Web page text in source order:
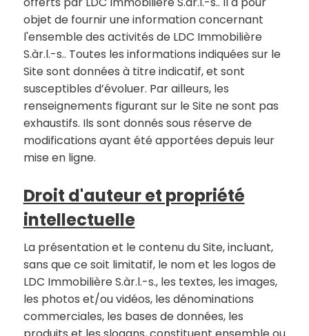
objet de fournir une information concernant
l'ensemble des activités de LDC Immobilière
S.àr.l.-s.. Toutes les informations indiquées sur le
Site sont données à titre indicatif, et sont
susceptibles d’évoluer. Par ailleurs, les
renseignements figurant sur le Site ne sont pas
exhaustifs. Ils sont donnés sous réserve de
modifications ayant été apportées depuis leur
mise en ligne.
Droit d'auteur et propriété
intellectuelle
La présentation et le contenu du Site, incluant,
sans que ce soit limitatif, le nom et les logos de
LDC Immobilière S.àr.l.-s., les textes, les images,
les photos et/ou vidéos, les dénominations
commerciales, les bases de données, les